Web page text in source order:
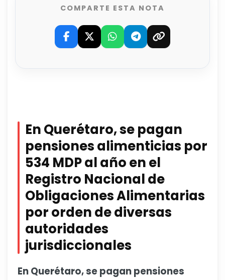
COMPARTE ESTA NOTA
En Querétaro, se pagan
pensiones alimenticias por
534 MDP al año en el
Registro Nacional de
Obligaciones Alimentarias
por orden de diversas
autoridades
jurisdiccionales
En Querétaro, se pagan pensiones